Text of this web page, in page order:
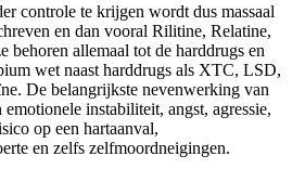
controle te krijgen wordt dus massaal
en dan vooral Rilitine, Relatine,
behoren allemaal tot de harddrugs en
wet naast harddrugs als XTC, LSD,
De belangrijkste nevenwerking van
instabiliteit, angst, agressie,
op een hartaanval,
en zelfs zelfmoordneigingen.